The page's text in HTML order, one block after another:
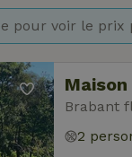
pour voir le prix
Brabant
2